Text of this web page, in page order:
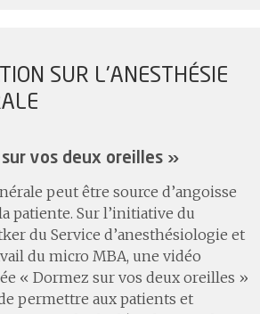
SUR L'ANESTHÉSIE
vos deux oreilles »
peut être source d’angoisse
patiente. Sur l’initiative du
du Service d’anesthésiologie et
du micro MBA, une vidéo
« Dormez sur vos deux oreilles »
permettre aux patients et